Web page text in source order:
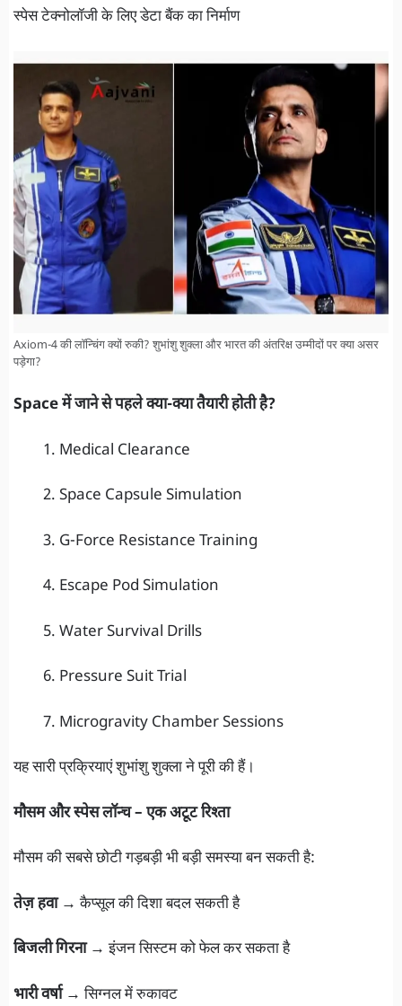
स्पेस टेक्नोलॉजी के लिए डेटा बैंक का निर्माण
Axiom-4 की लॉन्चिंग क्यों रुकी? शुभांशु शुक्ला और भारत की अंतरिक्ष उम्मीदों पर क्या असर
पड़ेगा?
Space में जाने से पहले क्या-क्या तैयारी होती है?
Medical Clearance
Space Capsule Simulation
G-Force Resistance Training
Escape Pod Simulation
Water Survival Drills
Pressure Suit Trial
Microgravity Chamber Sessions
यह सारी प्रक्रियाएं शुभांशु शुक्ला ने पूरी की हैं।
मौसम और स्पेस लॉन्च – एक अटूट रिश्ता
मौसम की सबसे छोटी गड़बड़ी भी बड़ी समस्या बन सकती है:
तेज़ हवा → कैप्सूल की दिशा बदल सकती है
बिजली गिरना → इंजन सिस्टम को फेल कर सकता है
भारी वर्षा → सिग्नल में रुकावट